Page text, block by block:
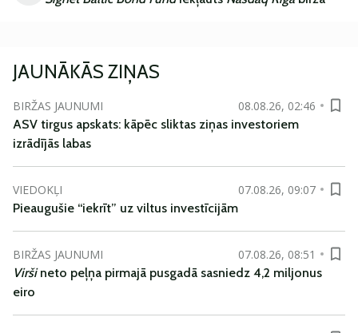
JAUNĀKĀS ZIŅAS
BIRŽAS JAUNUMI
08.08.26, 02:46
ASV tirgus apskats: kāpēc sliktas ziņas investoriem
izrādījās labas
VIEDOKĻI
07.08.26, 09:07
Pieaugušie “iekrīt” uz viltus investīcijām
BIRŽAS JAUNUMI
07.08.26, 08:51
Viršineto peļņa pirmajā pusgadā sasniedz 4,2 miljonus
eiro